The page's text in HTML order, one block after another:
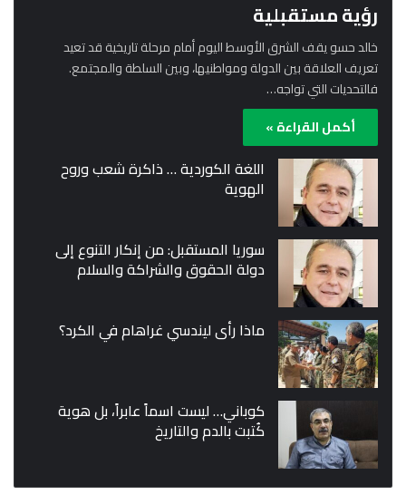
رؤية مستقبلية
خالد حسو يقف الشرق الأوسط اليوم أمام مرحلة تاريخية قد تعيد
تعريف العلاقة بين الدولة ومواطنيها، وبين السلطة والمجتمع.
فالتحديات التي تواجه…
أكمل القراءة »
اللغة الكوردية … ذاكرة شعب وروح
الهوية
سوريا المستقبل: من إنكار التنوع إلى
دولة الحقوق والشراكة والسلام
ماذا رأى ليندسي غراهام في الكرد؟
كوباني… ليست اسماً عابراً، بل هوية
كُتبت بالدم والتاريخ